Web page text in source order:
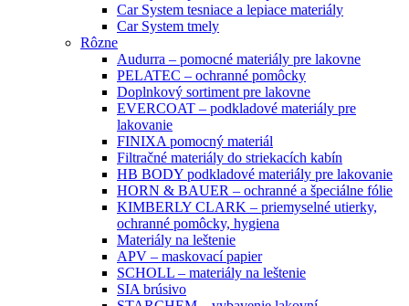
Car System tesniace a lepiace materiály
Car System tmely
Rôzne
Audurra – pomocné materiály pre lakovne
PELATEC – ochranné pomôcky
Doplnkový sortiment pre lakovne
EVERCOAT – podkladové materiály pre
lakovanie
FINIXA pomocný materiál
Filtračné materiály do striekacích kabín
HB BODY podkladové materiály pre lakovanie
HORN & BAUER – ochranné a špeciálne fólie
KIMBERLY CLARK – priemyselné utierky,
ochranné pomôcky, hygiena
Materiály na leštenie
APV – maskovací papier
SCHOLL – materiály na leštenie
SIA brúsivo